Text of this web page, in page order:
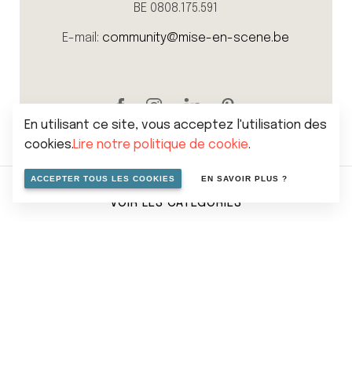
VOIR LES CATÉGORIES
BE 0808.175.591
E-mail: community@mise-en-scene.be
En utilisant ce site, vous acceptez l'utilisation des
cookies.Lire notre politique de cookie.
ACCEPTER TOUS LES COOKIES EN SAVOIR PLUS ?